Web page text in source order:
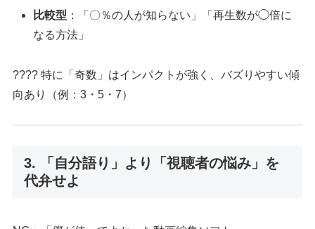
比較型 ：「〇％の人が知らない」「再生数が◯倍に
なる方法」
???? 特に「奇数」はインパクトが強く、バズりやすい傾
向あり（例：3・5・7）
3. 「自分語り」より「視聴者の悩み」を
代弁せよ